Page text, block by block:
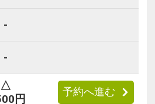
-
-
△
円
予約へ進む